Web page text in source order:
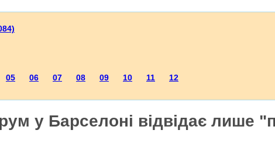
05 06 07 08 09 10 11 12
у Барселоні відвідає лише